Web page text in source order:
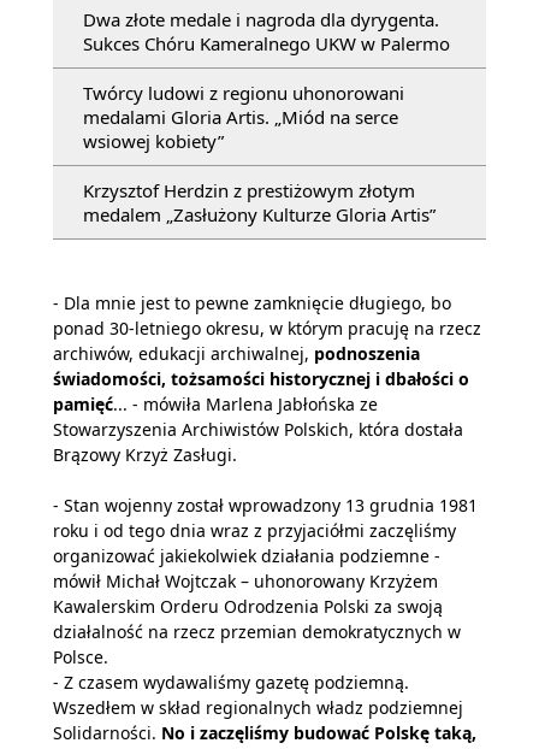
Dwa złote medale i nagroda dla dyrygenta.
Sukces Chóru Kameralnego UKW w Palermo
Twórcy ludowi z regionu uhonorowani
medalami Gloria Artis. „Miód na serce
wsiowej kobiety”
Krzysztof Herdzin z prestiżowym złotym
medalem „Zasłużony Kulturze Gloria Artis”
- Dla mnie jest to pewne zamknięcie długiego, bo
ponad 30-letniego okresu, w którym pracuję na rzecz
archiwów, edukacji archiwalnej, podnoszenia
świadomości, tożsamości historycznej i dbałości o
pamięć... - mówiła Marlena Jabłońska ze
Stowarzyszenia Archiwistów Polskich, która dostała
Brązowy Krzyż Zasługi.
- Stan wojenny został wprowadzony 13 grudnia 1981
roku i od tego dnia wraz z przyjaciółmi zaczęliśmy
organizować jakiekolwiek działania podziemne -
mówił Michał Wojtczak – uhonorowany Krzyżem
Kawalerskim Orderu Odrodzenia Polski za swoją
działalność na rzecz przemian demokratycznych w
Polsce.
- Z czasem wydawaliśmy gazetę podziemną.
Wszedłem w skład regionalnych władz podziemnej
Solidarności. No i zaczęliśmy budować Polskę taką,